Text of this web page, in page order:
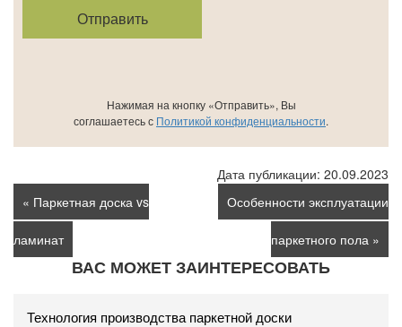
Нажимая на кнопку «Отправить», Вы
соглашаетесь с Политикой конфиденциальности.
Дата публикации: 20.09.2023
« Паркетная доска vs
ламинат
Особенности эксплуатации
паркетного пола »
ВАС МОЖЕТ ЗАИНТЕРЕСОВАТЬ
Технология производства паркетной доски